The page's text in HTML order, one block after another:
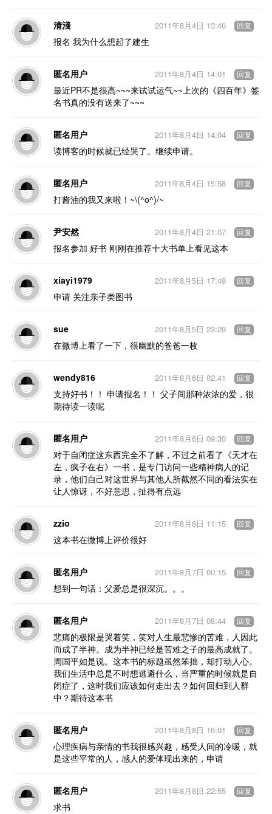
清淺
报名 我为什么想起了建生
2011年8月4日 13:40 回复
匿名用户
最近PR不是很高~~~来试试运气~~上次的《四百年》签
名书真的没有送来了~~~
2011年8月4日 14:01 回复
匿名用户
读博客的时候就已经哭了。继续申请。
2011年8月4日 14:04 回复
匿名用户
打酱油的我又来啦！~\(^o^)/~
2011年8月4日 15:58 回复
尹安然
报名参加 好书 刚刚在推荐十大书单上看见这本
2011年8月4日 21:07 回复
xiayi1979
申请 关注亲子类图书
2011年8月5日 17:49 回复
sue
在微博上看了一下，很幽默的爸爸一枚
2011年8月5日 23:29 回复
wendy816
支持好书！！ 申请报名！！ 父子间那种浓浓的爱，很
期待读一读呢
2011年8月6日 02:41 回复
匿名用户
对于自闭症这东西完全不了解，不过之前看了《天才在
左，疯子在右》一书，是专门访问一些精神病人的记
录，他们自己对这世界与其他人所截然不同的看法实在
让人惊讶，不好意思，扯得有点远
2011年8月6日 09:30 回复
zzio
这本书在微博上评价很好
2011年8月6日 11:15 回复
匿名用户
想到一句话：父爱总是很深沉。。。
2011年8月7日 00:15 回复
匿名用户
悲痛的极限是哭着笑，笑对人生最悲惨的苦难，人因此
而成了半神。成为半神已经是苦难之子的最高成就了。
周国平如是说。这本书的标题虽然笨拙，却打动人心。
我们生活中总是不时想逃避什么，当严重的时候就是自
闭症了，这时我们应该如何走出去？如何回归到人群
中？期待这本书
2011年8月7日 08:44 回复
匿名用户
心理疾病与亲情的书我很感兴趣，感受人间的冷暖，就
是这些平常的人，感人的爱体现出来的，申请
2011年8月8日 16:01 回复
匿名用户
求书
2011年8月8日 22:55 回复